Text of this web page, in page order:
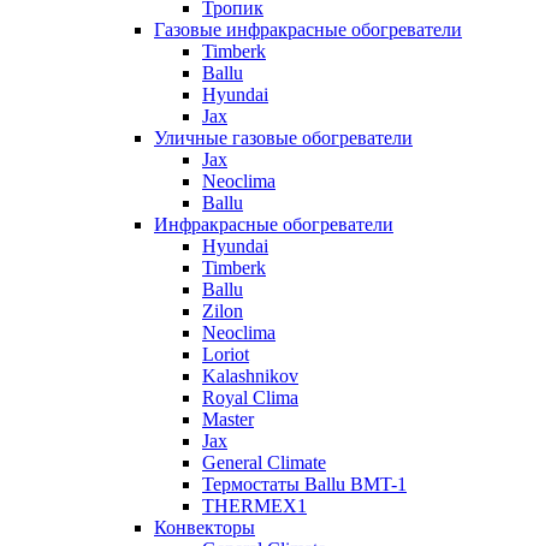
Тропик
Газовые инфракрасные обогреватели
Timberk
Ballu
Hyundai
Jax
Уличные газовые обогреватели
Jax
Neoclima
Ballu
Инфракрасные обогреватели
Hyundai
Timberk
Ballu
Zilon
Neoclima
Loriot
Kalashnikov
Royal Clima
Master
Jax
General Climate
Термостаты Ballu BMT-1
THERMEX1
Конвекторы